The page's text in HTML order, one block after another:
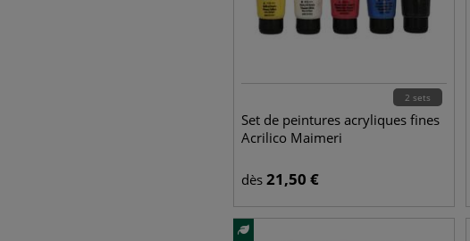
2 sets
Set de peintures acryliques fines
Acrilico Maimeri
dès 21,50 €